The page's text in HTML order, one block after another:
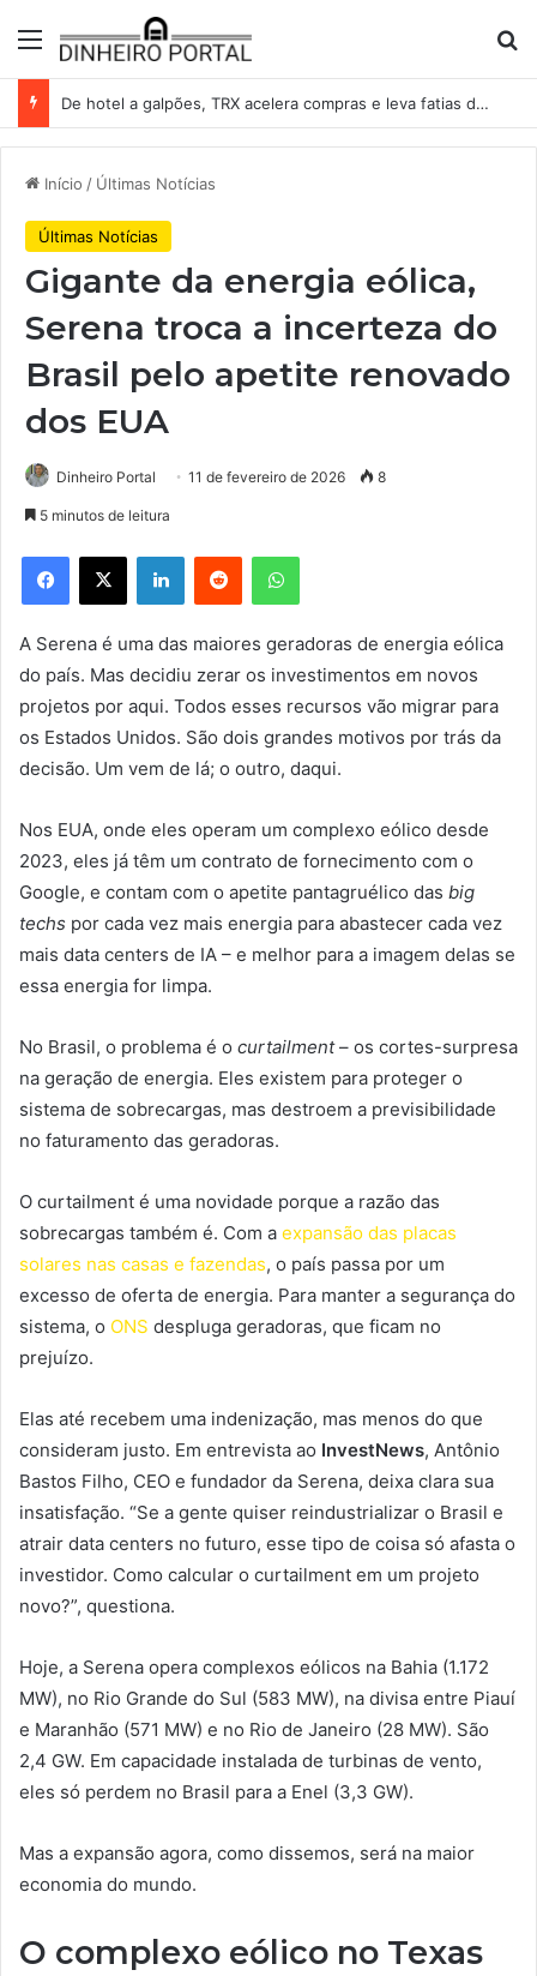
Menu
De hotel a galpões, TRX acelera compras e leva fatias de shoppings da Iguatemi por R$ 876 milhões
Início / Últimas Notícias
Últimas Notícias
Gigante da energia eólica,
Serena troca a incerteza do
Brasil pelo apetite renovado
dos EUA
Dinheiro Portal 11 de fevereiro de 2026 8
5 minutos de leitura
Facebook
X LinkedinReddit WhatsApp
A Serena é uma das maiores geradoras de energia eólica
do país. Mas decidiu zerar os investimentos em novos
projetos por aqui. Todos esses recursos vão migrar para
os Estados Unidos. São dois grandes motivos por trás da
decisão. Um vem de lá; o outro, daqui.
Nos EUA, onde eles operam um complexo eólico desde
2023, eles já têm um contrato de fornecimento com o
Google, e contam com o apetite pantagruélico das big
techs por cada vez mais energia para abastecer cada vez
mais data centers de IA – e melhor para a imagem delas se
essa energia for limpa.
No Brasil, o problema é o curtailment– os cortes-surpresa
na geração de energia. Eles existem para proteger o
sistema de sobrecargas, mas destroem a previsibilidade
no faturamento das geradoras.
O curtailment é uma novidade porque a razão das
sobrecargas também é. Com a expansão das placas
solares nas casas e fazendas, o país passa por um
excesso de oferta de energia. Para manter a segurança do
sistema, o ONS despluga geradoras, que ficam no
prejuízo.
Elas até recebem uma indenização, mas menos do que
consideram justo. Em entrevista ao InvestNews, Antônio
Bastos Filho, CEO e fundador da Serena, deixa clara sua
insatisfação. “Se a gente quiser reindustrializar o Brasil e
atrair data centers no futuro, esse tipo de coisa só afasta o
investidor. Como calcular o curtailment em um projeto
novo?”, questiona.
Hoje, a Serena opera complexos eólicos na Bahia (1.172
MW), no Rio Grande do Sul (583 MW), na divisa entre Piauí
e Maranhão (571 MW) e no Rio de Janeiro (28 MW). São
2,4 GW. Em capacidade instalada de turbinas de vento,
eles só perdem no Brasil para a Enel (3,3 GW).
Mas a expansão agora, como dissemos, será na maior
economia do mundo.
O complexo eólico no Texas